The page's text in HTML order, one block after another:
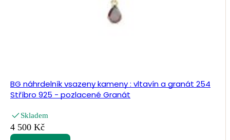
BG náhrdelník vsazeny kameny : vltavín a granát 254
Stříbro 925 - pozlacené Granát
Skladem
4 500 Kč